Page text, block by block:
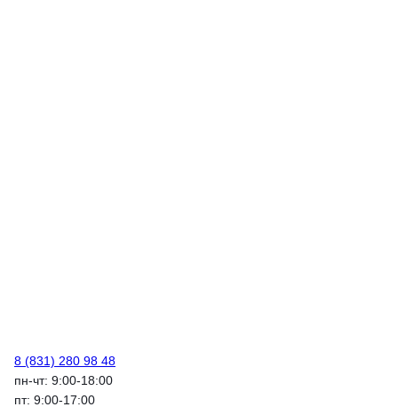
8 (831) 280 98 48
пн-чт: 9:00-18:00
пт: 9:00-17:00